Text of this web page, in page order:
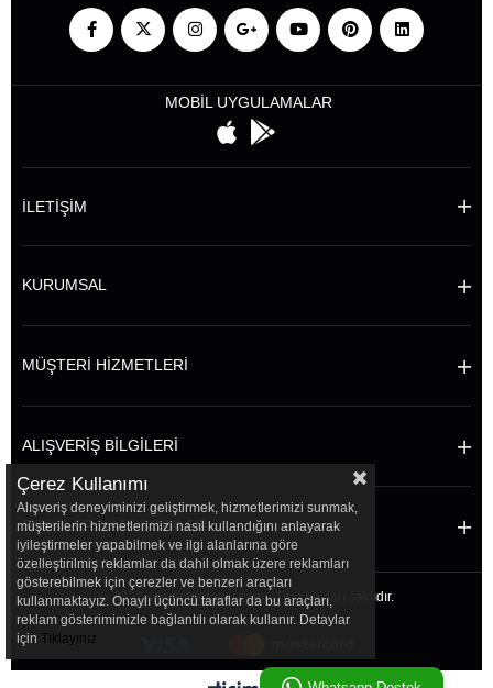
MOBİL UYGULAMALAR
İLETİŞİM
KURUMSAL
MÜŞTERİ HİZMETLERİ
ALIŞVERİŞ BİLGİLERİ
POPÜLER KATEGORİLER
© 2022 sersanhirdavat.com - Tüm hakları saklıdır.
Çerez Kullanımı
Alışveriş deneyiminizi geliştirmek, hizmetlerimizi sunmak,
müşterilerin hizmetlerimizi nasıl kullandığını anlayarak
iyileştirmeler yapabilmek ve ilgi alanlarına göre
özelleştirilmiş reklamlar da dahil olmak üzere reklamları
gösterebilmek için çerezler ve benzeri araçları
kullanmaktayız. Onaylı üçüncü taraflar da bu araçları,
reklam gösterimimizle bağlantılı olarak kullanır. Detaylar
için Tıklayınız